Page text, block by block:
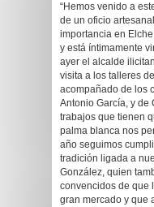
“Hemos venido a
de un oficio
importancia en
y está íntimamente
ayer el alcalde
visita a los talleres
acompañado de los
Antonio García, y de
trabajos que tienen
palma blanca nos
año seguimos
tradición ligada a
González, quien
convencidos de que
gran mercado y que